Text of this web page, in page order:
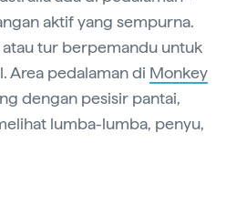
aktif yang sempurna.
tur berpemandu untuk
Area pedalaman di Monkey
dengan pesisir pantai,
lumba-lumba, penyu,